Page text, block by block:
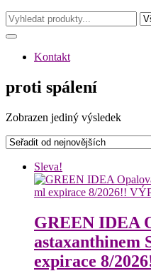
Kontakt
proti spálení
Zobrazen jediný výsledek
Sleva!
GREEN IDEA
astaxanthinem
expirace 8/